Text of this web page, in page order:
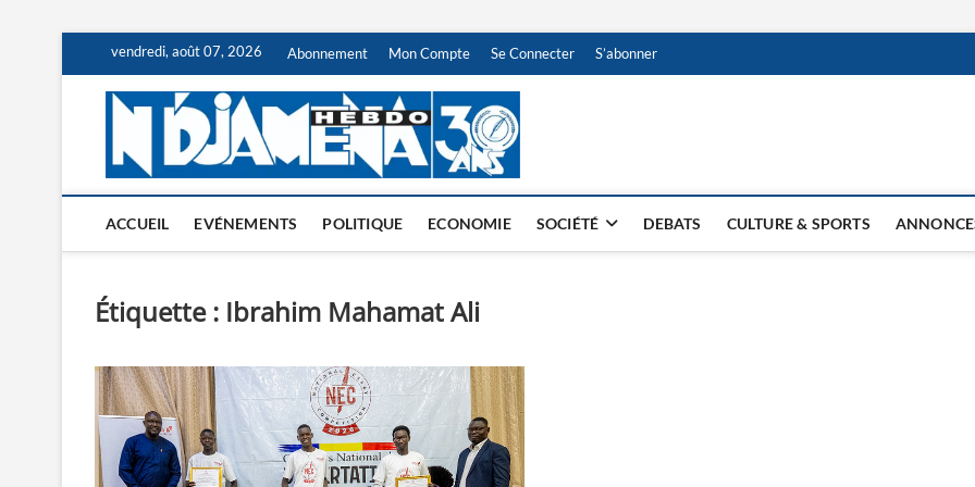
content
vendredi, août 07, 2026 Abonnement Mon Compte Se Connecter S’abonner
NDJAMENA HEBDO
ACCUEIL EVÉNEMENTS POLITIQUE ECONOMIE SOCIÉTÉ DEBATS CULTURE & SPORTS
Étiquette : Ibrahim Mahamat Ali